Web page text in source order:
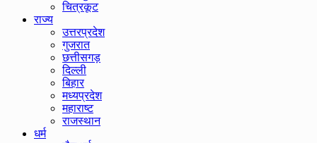
चित्रकूट
राज्य
उत्तरप्रदेश
गुजरात
छत्तीसगड़
दिल्ली
बिहार
मध्यप्रदेश
महाराष्ट
राजस्थान
धर्म